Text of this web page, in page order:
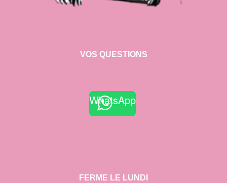
VOS QUESTIONS
WhatsApp
FERME LE LUNDI